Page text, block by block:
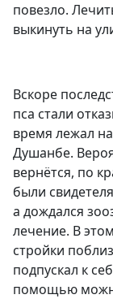
повезло.
выкинуть на
Вскоре
пса стали
время лежал
Душанбе.
вернётся, по
были
а дождался
лечение. В
стройки
подпускал к
помощью